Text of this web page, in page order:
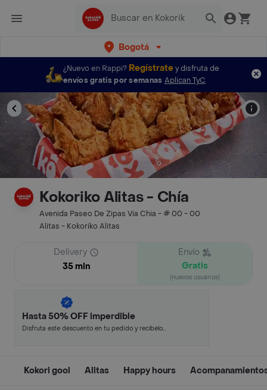
Bogotá
¿Nuevo en Rappi? Regístratey disfruta de
envíos gratis por semanas Aplican TyC
Kokoriko Alitas - Chía
Avenida Paseo De Zipas Via Chia - # 00 - 00
Alitas - Kokoriko Alitas
Delivery
35 min
Envío
Gratis
(nuevos usuarios)
Hasta 50% OFF imperdible
Disfruta este descuento en tu pedido y recíbelo
Kokori gool Alitas Happy hours